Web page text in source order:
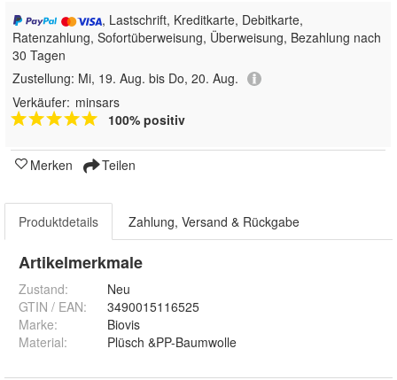
, Lastschrift, Kreditkarte, Debitkarte,
Ratenzahlung, Sofortüberweisung, Überweisung, Bezahlung nach
30 Tagen
Zustellung: Mi, 19. Aug. bis Do, 20. Aug.
Verkäufer: minsars
100% positiv
Merken Teilen
Produktdetails Zahlung, Versand & Rückgabe
Artikelmerkmale
Zustand:
Neu
GTIN / EAN:
3490015116525
Marke:
Biovis
Material: Plüsch &PP-Baumwolle